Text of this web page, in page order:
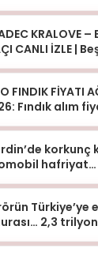
KRALOVE –
CANLI İZLE |
FINDIK FİYATI
Fındık alım
korkunç
hafriyat
Türkiye’ye
2,3